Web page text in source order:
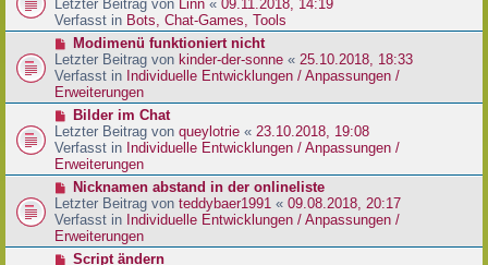
r
a
g
e
i
r
a
g
u
e
r
B
e
i
r
a
g
Letzter Beitrag von Linn « 09.11.2018, 14:19
Verfasst in Bots, Chat-Games, Tools
N
e
u
e
r
B
e
i
t
a
g
Modimenü funktioniert nicht
Letzter Beitrag von kinder-der-sonne « 25.10.2018, 18:33
Verfasst in Individuelle Entwicklungen / Anpassungen /
Erweiterungen
N
e
u
e
r
B
e
i
t
Bilder im Chat
Letzter Beitrag von queylotrie « 23.10.2018, 19:08
Verfasst in Individuelle Entwicklungen / Anpassungen /
Erweiterungen
N
e
u
e
r
Nicknamen abstand in der onlineliste
Letzter Beitrag von teddybaer1991 « 09.08.2018, 20:17
Verfasst in Individuelle Entwicklungen / Anpassungen /
Erweiterungen
NScript ändern